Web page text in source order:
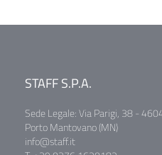
principalmente di attività
STAFF S.P.A.
Sede Legale: Via Parigi, 38 -
Porto Mantovano (MN)
info@staff.it